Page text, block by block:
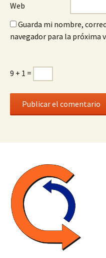
Web
Guarda mi nombre,
navegador para la próxima
9 + 1 =